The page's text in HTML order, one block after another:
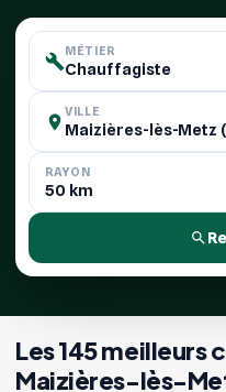
MÉTIER
VILLE
RAYON
Les 145 meilleurs
Maizières-lès-